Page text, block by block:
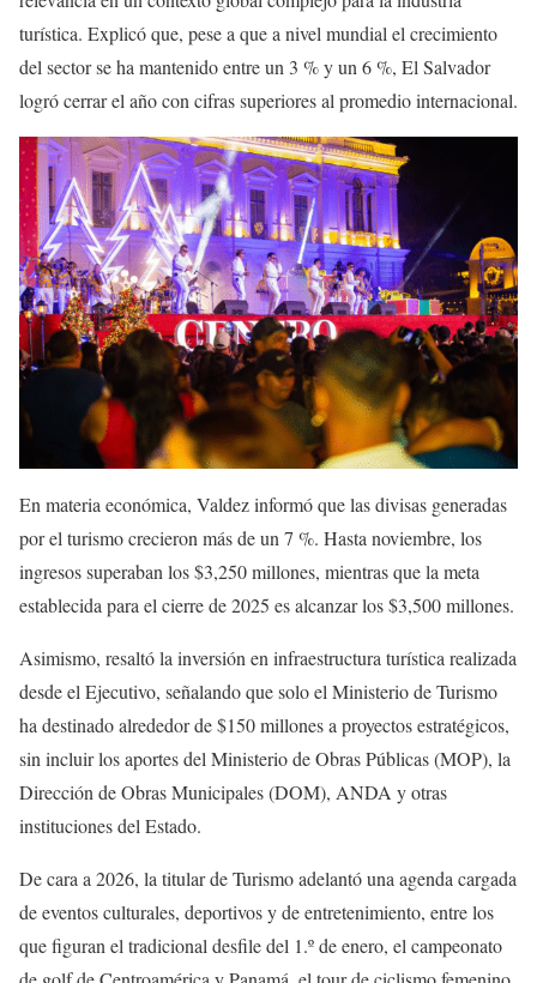
turística. Explicó que, pese a que a nivel mundial el crecimiento
del sector se ha mantenido entre un 3 % y un 6 %, El Salvador
logró cerrar el año con cifras superiores al promedio internacional.
En materia económica, Valdez informó que las divisas generadas
por el turismo crecieron más de un 7 %. Hasta noviembre, los
ingresos superaban los $3,250 millones, mientras que la meta
establecida para el cierre de 2025 es alcanzar los $3,500 millones.
Asimismo, resaltó la inversión en infraestructura turística realizada
desde el Ejecutivo, señalando que solo el Ministerio de Turismo
ha destinado alrededor de $150 millones a proyectos estratégicos,
sin incluir los aportes del Ministerio de Obras Públicas (MOP), la
Dirección de Obras Municipales (DOM), ANDA y otras
instituciones del Estado.
De cara a 2026, la titular de Turismo adelantó una agenda cargada
de eventos culturales, deportivos y de entretenimiento, entre los
que figuran el tradicional desfile del 1.º de enero, el campeonato